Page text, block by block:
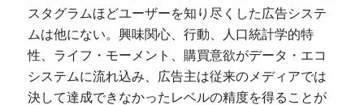
スタグラムほどユーザーを知り尽くした広告システ
ムは他にない。興味関心、行動、人口統計学的特
性、ライフ・モーメント、購買意欲がデータ・エコ
システムに流れ込み、広告主は従来のメディアでは
決して達成できなかったレベルの精度を得ることが